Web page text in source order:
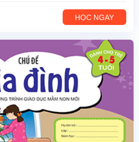
HỌC NGAY